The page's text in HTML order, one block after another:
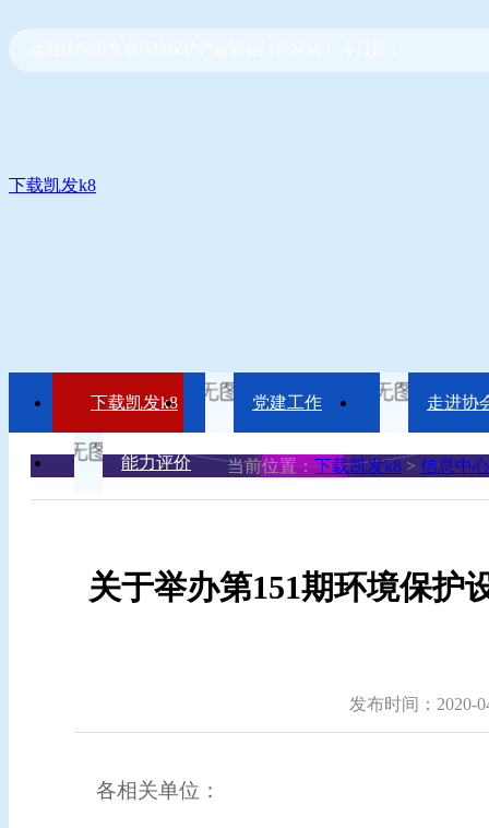
下载凯发k8
下载凯发k8 党建工作 走进协
能力评价 当前位置： 下载凯发k8 > 信息中心
关于举办第151期环境保护
发布时间：2020-
各相关单位：